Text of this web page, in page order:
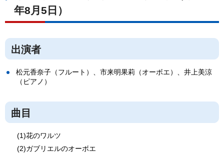
年8月5日）
出演者
松元香奈子（フルート）、市来明果莉（オーボエ）、井上美涼
（ピアノ）
曲目
(1)花のワルツ
(2)ガブリエルのオーボエ